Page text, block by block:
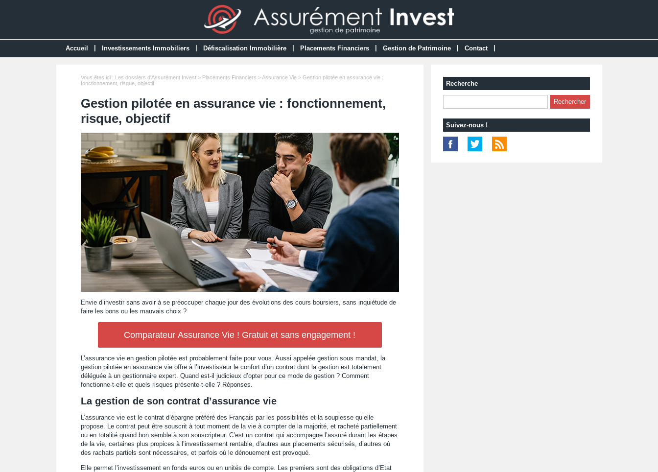
Accueil Investissements Immobiliers Défiscalisation Immobilière Placements Financiers Gestion de Patrimoine Contact
Vous êtes ici : Les dossiers d'Assurément Invest> Placements Financiers >Assurance Vie> Gestion pilotée en assurance vie :
fonctionnement, risque, objectif
Gestion pilotée en assurance vie : fonctionnement,
risque, objectif
Envie d’investir sans avoir à se préoccuper chaque jour des évolutions des cours boursiers, sans inquiétude de
faire les bons ou les mauvais choix ?
Comparateur Assurance Vie ! Gratuit et sans engagement !
L’assurance vie en gestion pilotée est probablement faite pour vous. Aussi appelée gestion sous mandat, la
gestion pilotée en assurance vie offre à l’investisseur le confort d’un contrat dont la gestion est totalement
déléguée à un gestionnaire expert. Quand est-il judicieux d’opter pour ce mode de gestion ? Comment
fonctionne-t-elle et quels risques présente-t-elle ? Réponses.
La gestion de son contrat d’assurance vie
L’assurance vie est le contrat d’épargne préféré des Français par les possibilités et la souplesse qu’elle
propose. Le contrat peut être souscrit à tout moment de la vie à compter de la majorité, et racheté partiellement
ou en totalité quand bon semble à son souscripteur. C’est un contrat qui accompagne l’assuré durant les étapes
de la vie, certaines plus propices à l’investissement rentable, d’autres aux placements sécurisés, d’autres où
des rachats partiels sont nécessaires, et parfois où le dénouement est provoqué.
Elle permet l’investissement en fonds euros ou en unités de compte. Les premiers sont des obligations d’Etat
Recherche
Suivez-nous !